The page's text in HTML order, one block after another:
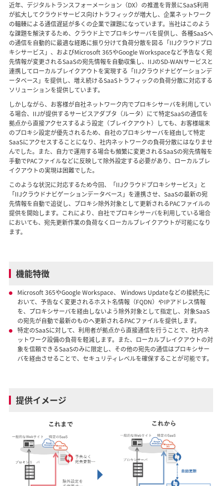
近年、デジタルトランスフォーメーション（DX）の推進を背景にSaaS利用
が拡大してクラウドサービス向けトラフィックが増大し、企業ネットワーク
の輻輳による通信遅延が多くの企業で課題になっています。当社はこのよう
な課題を解決するため、クラウド上でプロキシサーバを提供し、各種SaaSへ
の通信を自動的に最適な経路に振り分けて負荷分散を図る「IIJクラウドプロ
キシサービス」、およびMicrosoft 365やGoogle Workspaceなど予告なく宛
先情報が変更されるSaaSの宛先情報を自動収集し、IIJのSD-WANサービスと
連携してローカルブレイクアウトを実現する「IIJクラウドナビゲーションデ
ータベース」を提供し、増え続けるSaaSトラフィックの負荷分散に対応する
ソリューションを提供しています。
しかしながら、お客様が自社ネットワーク内でプロキシサーバを利用してい
る場合、IIJが提供するサービスアダプタ（ルータ）にて特定SaaSの通信を
拠点から直接アクセスするよう設定（ブレイクアウト）しても、お客様端末
のプロキシ設定が優先されるため、自社のプロキシサーバを経由して特定
SaaSにアクセスすることになり、社内ネットワークの負荷分散にはなりませ
んでした。また、自力で運用する場合も頻繁に変更されるSaaSの宛先情報を
手動でPACファイルなどに反映して除外設定する必要があり、ローカルブレ
イクアウトの実現は困難でした。
このような状況に対応するため今回、「IIJクラウドプロキシサービス」と
「IIJクラウドナビゲーションデータベース」を連携させ、SaaSの最新の宛
先情報を自動で追従し、プロキシ除外対象として更新されるPACファイルの
提供を開始します。これにより、自社でプロキシサーバを利用している場合
においても、宛先更新作業の負荷なくローカルブレイクアウトが可能になり
ます。
機能特徴
Microsoft 365やGoogle Workspace、 Windows Updateなどの接続先に
おいて、予告なく変更されるホスト名情報（FQDN）やIPアドレス情報
を、プロキシサーバを経由しないよう除外対象として指定し、対象SaaS
の宛先が自動で最新のものへ更新されるPACファイルを提供します。
特定のSaaSに対して、利用者が拠点から直接通信を行うことで、社内ネ
ットワーク設備の負荷を軽減します。また、ローカルブレイクアウトの対
象を信頼できるSaaSのみに限定し、その他の宛先の通信はプロキシサー
バを経由させることで、セキュリティレベルを確保することが可能です。
提供イメージ